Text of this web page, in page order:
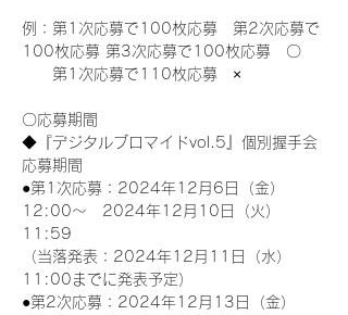
例：第1次応募で100枚応募　第2次応募で
100枚応募 第3次応募で100枚応募　〇
第1次応募で110枚応募　×
〇応募期間
◆『デジタルブロマイドvol.5』個別握手会
応募期間
●第1次応募：2024年12月6日（金）
12:00～　2024年12月10日（火）
11:59
（当落発表：2024年12月11日（水）
11:00までに発表予定）
●第2次応募：2024年12月13日（金）